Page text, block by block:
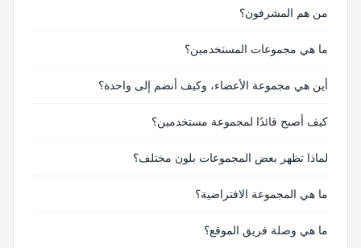
من هم المشرفون؟
ما هي مجموعات المستخدمين؟
أين هي مجموعة الأعضاء، وكيف أنضم إلى واحدة؟
كيف أصبح قائدًا لمجموعة مستخدمين؟
لماذا تظهر بعض المجموعات بلون مختلف؟
ما هي المجموعة الافتراضية؟
ما هي وصلة فريق الموقع؟